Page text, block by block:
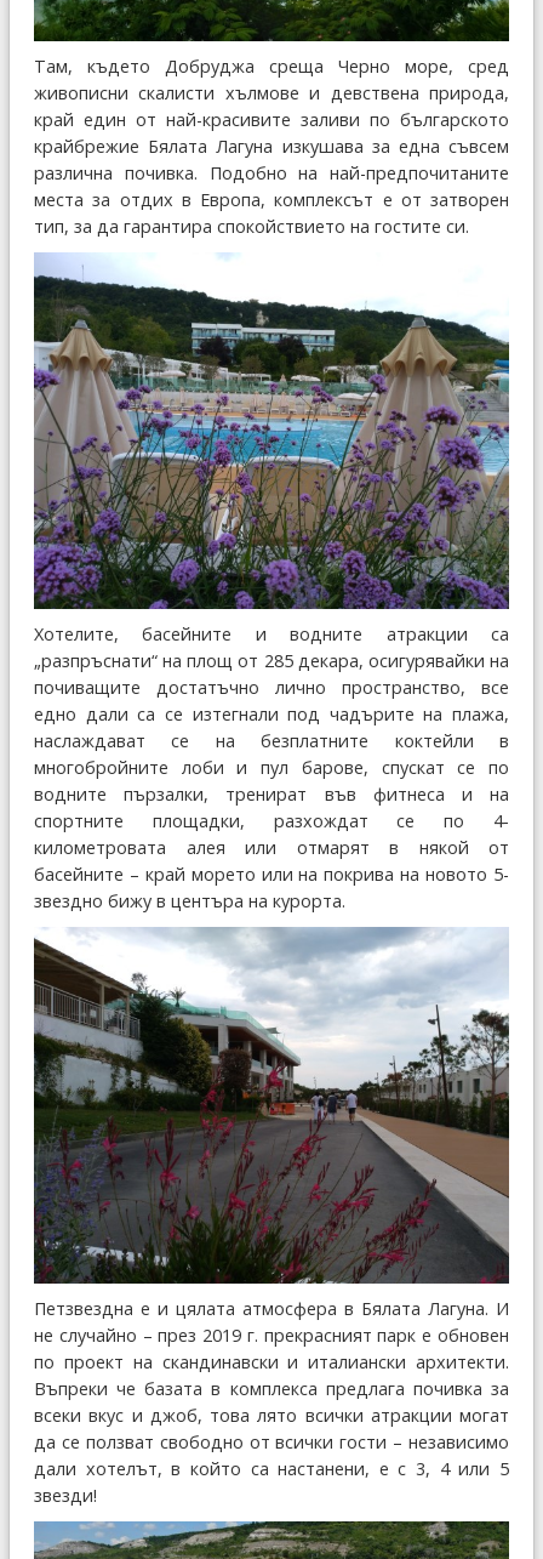
Там, където Добруджа среща Черно море, сред
живописни скалисти хълмове и девствена природа,
край един от най-красивите заливи по българското
крайбрежие Бялата Лагуна изкушава за една съвсем
различна почивка. Подобно на най-предпочитаните
места за отдих в Европа, комплексът е от затворен
тип, за да гарантира спокойствието на гостите си.
Хотелите, басейните и водните атракции са
„разпръснати“ на площ от 285 декара, осигурявайки на
почиващите достатъчно лично пространство, все
едно дали са се изтегнали под чадърите на плажа,
наслаждават се на безплатните коктейли в
многобройните лоби и пул барове, спускат се по
водните пързалки, тренират във фитнеса и на
спортните площадки, разхождат се по 4-
километровата алея или отмарят в някой от
басейните – край морето или на покрива на новото 5-
звездно бижу в центъра на курорта.
Петзвездна е и цялата атмосфера в Бялата Лагуна. И
не случайно – през 2019 г. прекрасният парк е обновен
по проект на скандинавски и италиански архитекти.
Въпреки че базата в комплекса предлага почивка за
всеки вкус и джоб, това лято всички атракции могат
да се ползват свободно от всички гости – независимо
дали хотелът, в който са настанени, е с 3, 4 или 5
звезди!